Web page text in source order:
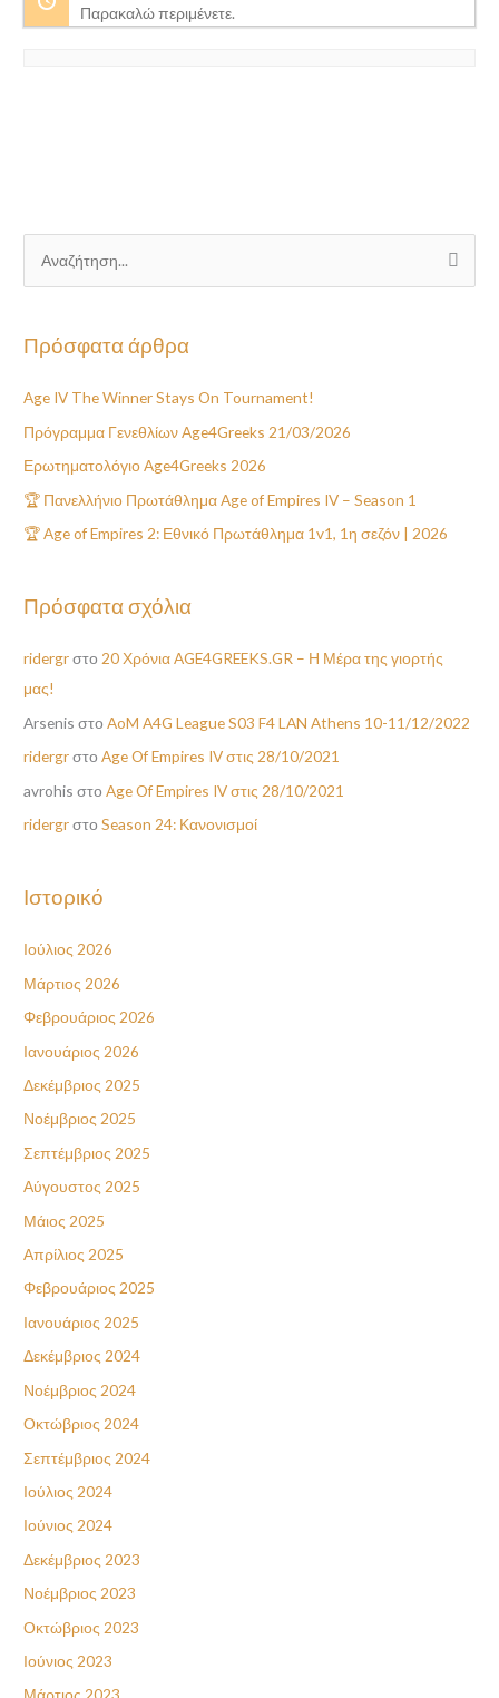
Παρακαλώ περιμένετε.
ζ
σ
η
γ
α
Πρόσφατα άρθρα
Age IV The Winner Stays On Tournament!
Πρόγραμμα Γενεθλίων Age4Greeks 21/03/2026
Ερωτηματολόγιο Age4Greeks 2026
🏆 Πανελλήνιο Πρωτάθλημα Age of Empires IV – Season 1
🏆 Age of Empires 2: Εθνικό Πρωτάθλημα 1v1, 1η σεζόν | 2026
Πρόσφατα σχόλια
ridergrστο 20 Χρόνια AGE4GREEKS.GR – Η Μέρα της γιορτής
μας!
Arsenis στοAoM A4G League S03 F4 LAN Athens 10-11/12/2022
ridergrστοAge Of Empires IV στις 28/10/2021
avrohis στοAge Of Empires IV στις 28/10/2021
ridergrστοSeason 24: Κανονισμοί
Ιστορικό
Ιούλιος 2026
Μάρτιος 2026
Φεβρουάριος 2026
Ιανουάριος 2026
Δεκέμβριος 2025
Νοέμβριος 2025
Σεπτέμβριος 2025
Αύγουστος 2025
Μάιος 2025
Απρίλιος 2025
Φεβρουάριος 2025
Ιανουάριος 2025
Δεκέμβριος 2024
Νοέμβριος 2024
Οκτώβριος 2024
Σεπτέμβριος 2024
Ιούλιος 2024
Ιούνιος 2024
Δεκέμβριος 2023
Νοέμβριος 2023
Οκτώβριος 2023
Ιούνιος 2023